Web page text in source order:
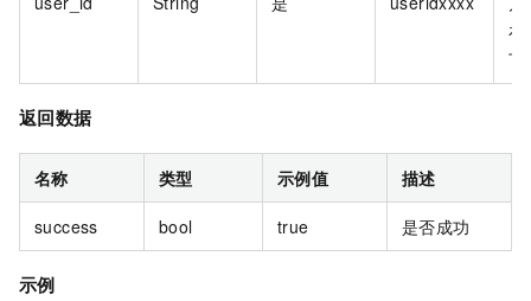
在
下
返回数据
名称 类型 示例值 描述
success bool true 是否成功
示例